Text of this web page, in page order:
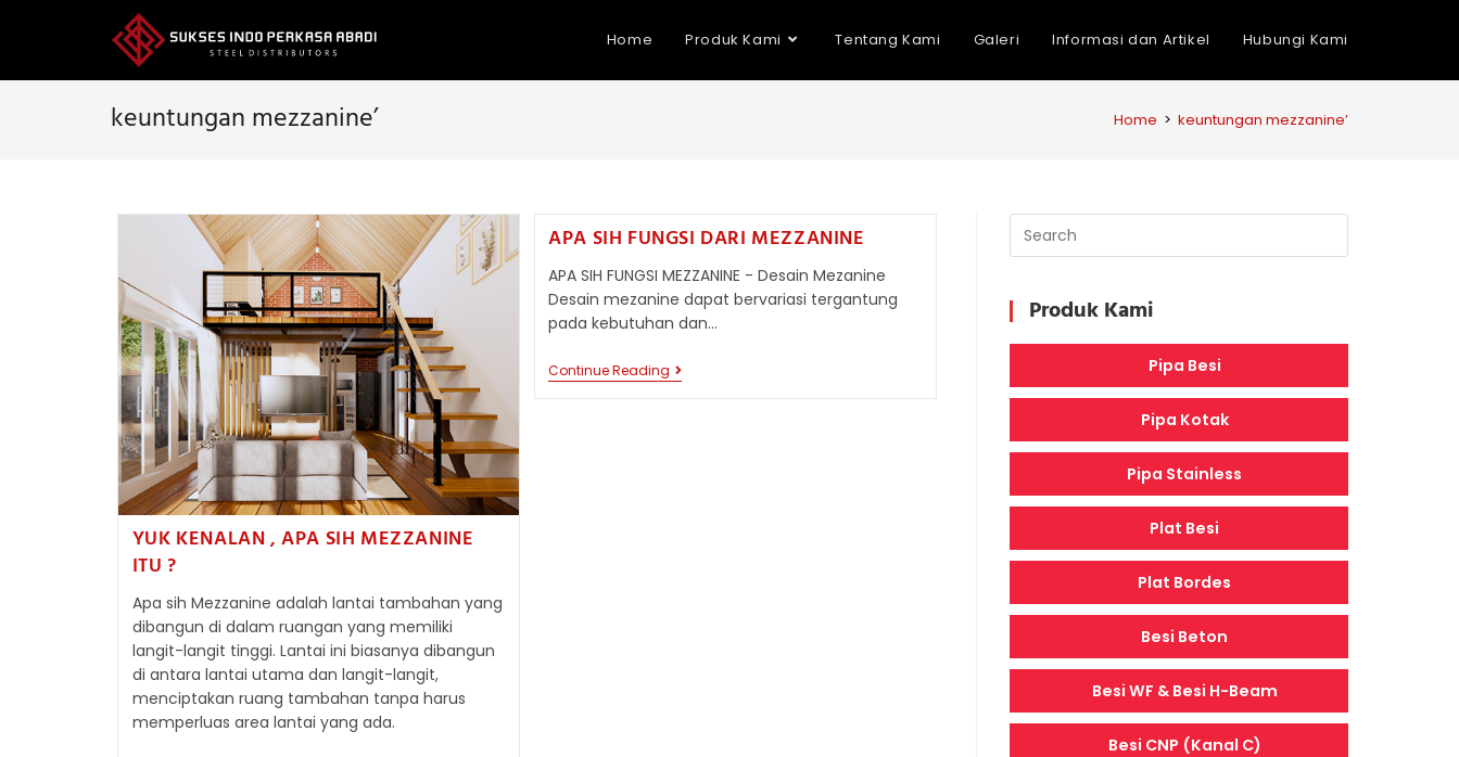
Home Produk Kami Tentang Kami Galeri Informasi dan Artikel Hubungi Kami
keuntungan mezzanine’ Home > keuntungan mezzanine’
YUK KENALAN , APA SIH MEZZANINE
ITU ?
Apa sih Mezzanine adalah lantai tambahan yang
dibangun di dalam ruangan yang memiliki
langit-langit tinggi. Lantai ini biasanya dibangun
di antara lantai utama dan langit-langit,
menciptakan ruang tambahan tanpa harus
memperluas area lantai yang ada.
APA SIH FUNGSI DARI MEZZANINE
APA SIH FUNGSI MEZZANINE - Desain Mezanine
Desain mezanine dapat bervariasi tergantung
pada kebutuhan dan…
Continue Reading APA
SIH
Produk Kami
Pipa Besi
Pipa Kotak
Pipa Stainless
Plat Besi
Plat Bordes
Besi Beton
Besi WF & Besi H-Beam
Besi CNP (Kanal C)